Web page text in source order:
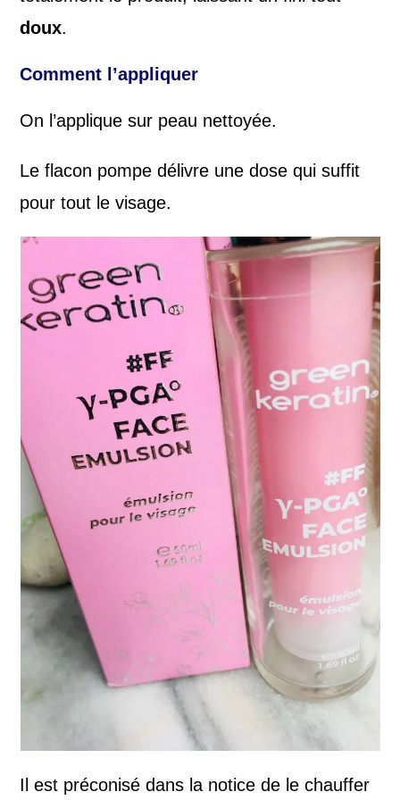
doux.
Comment l’appliquer
On l’applique sur peau nettoyée.
Le flacon pompe délivre une dose qui suffit
pour tout le visage.
Il est préconisé dans la notice de le chauffer